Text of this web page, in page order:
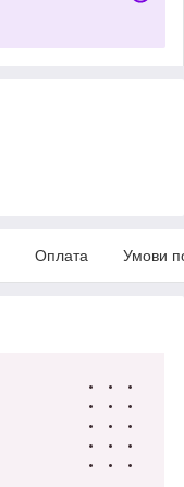
Оплата Умови